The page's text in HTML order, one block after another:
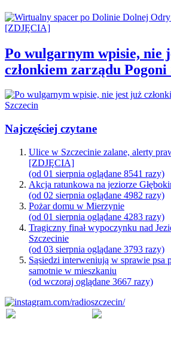
Po wulgarnym wpisie, nie
członkiem zarządu Pogoni
Najczęściej czytane
Ulice w Szczecinie zalane, alerty
[ZDJĘCIA]
(od 01 sierpnia oglądane 8541 razy)
Akcja ratunkowa na jeziorze
(od 02 sierpnia oglądane 4982 razy)
Pożar domu w Mierzynie
(od 01 sierpnia oglądane 4283 razy)
Tragiczny finał wypoczynku nad
Szczecinie
(od 03 sierpnia oglądane 3793 razy)
Sąsiedzi interweniują w sprawie psa
samotnie w mieszkaniu
(od wczoraj oglądane 3667 razy)